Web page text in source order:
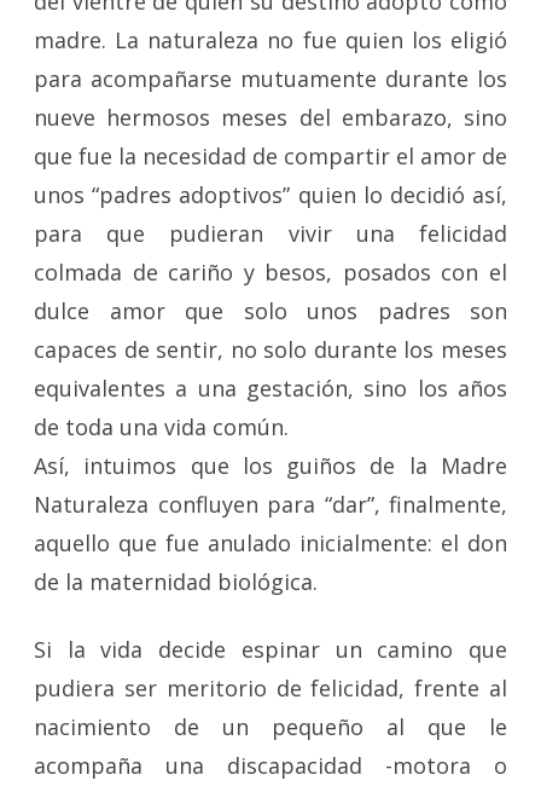
madre. La naturaleza no fue quien los eligió
para acompañarse mutuamente durante los
nueve hermosos meses del embarazo, sino
que fue la necesidad de compartir el amor de
unos “padres adoptivos” quien lo decidió así,
para que pudieran vivir una felicidad
colmada de cariño y besos, posados con el
dulce amor que solo unos padres son
capaces de sentir, no solo durante los meses
equivalentes a una gestación, sino los años
de toda una vida común.
Así, intuimos que los guiños de la Madre
Naturaleza confluyen para “dar”, finalmente,
aquello que fue anulado inicialmente: el don
de la maternidad biológica.
Si la vida decide espinar un camino que
pudiera ser meritorio de felicidad, frente al
nacimiento de un pequeño al que le
acompaña una discapacidad -motora o